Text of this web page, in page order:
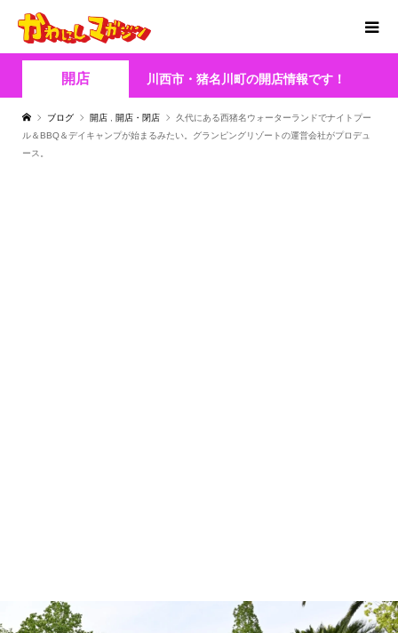
開店 川西市・猪名川町の開店情報です！
ブログ 開店 開店・閉店
久代にある西猪名ウォーターランドでナイトプー
ル＆BBQ＆デイキャンプが始まるみたい。グランピングリゾートの運営会社がプロデュ
ース。